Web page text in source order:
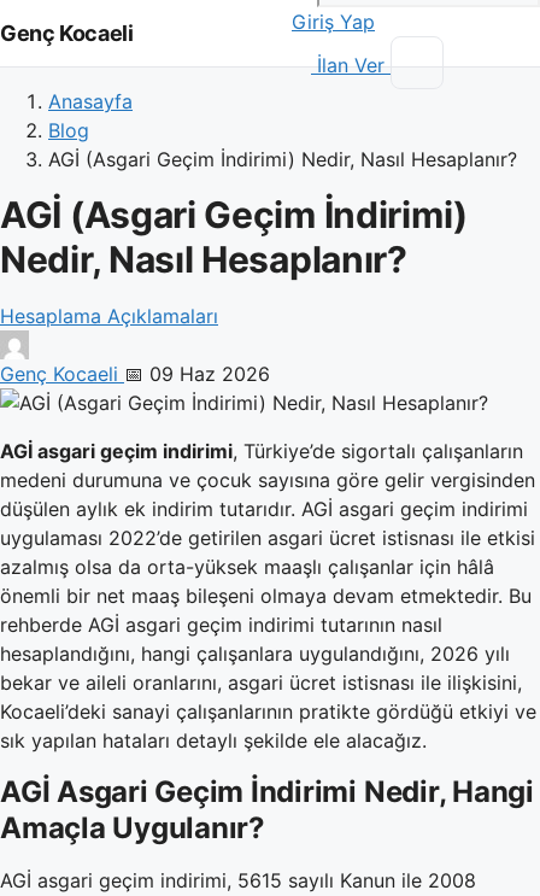
Genç Kocaeli
Giriş Yap
İlan Ver
Anasayfa
Blog
AGİ (Asgari Geçim İndirimi) Nedir, Nasıl Hesaplanır?
AGİ (Asgari Geçim İndirimi)
Nedir, Nasıl Hesaplanır?
Hesaplama Açıklamaları
Genç Kocaeli 📅 09 Haz 2026
AGİ asgari geçim indirimi, Türkiye’de sigortalı çalışanların
medeni durumuna ve çocuk sayısına göre gelir vergisinden
düşülen aylık ek indirim tutarıdır. AGİ asgari geçim indirimi
uygulaması 2022’de getirilen asgari ücret istisnası ile etkisi
azalmış olsa da orta-yüksek maaşlı çalışanlar için hâlâ
önemli bir net maaş bileşeni olmaya devam etmektedir. Bu
rehberde AGİ asgari geçim indirimi tutarının nasıl
hesaplandığını, hangi çalışanlara uygulandığını, 2026 yılı
bekar ve aileli oranlarını, asgari ücret istisnası ile ilişkisini,
Kocaeli’deki sanayi çalışanlarının pratikte gördüğü etkiyi ve
sık yapılan hataları detaylı şekilde ele alacağız.
AGİ Asgari Geçim İndirimi Nedir, Hangi
Amaçla Uygulanır?
AGİ asgari geçim indirimi, 5615 sayılı Kanun ile 2008